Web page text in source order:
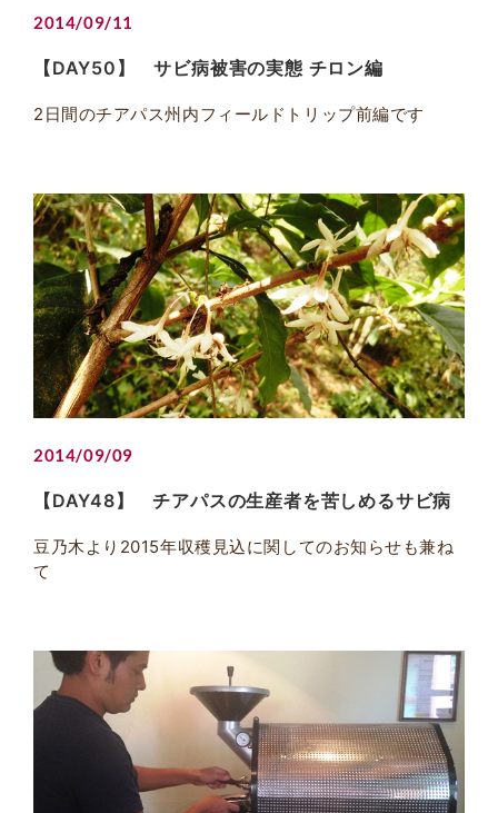
2014/09/11
【DAY50】 サビ病被害の実態 チロン編
2日間のチアパス州内フィールドトリップ前編です
2014/09/09
【DAY48】 チアパスの生産者を苦しめるサビ病
豆乃木より2015年収穫見込に関してのお知らせも兼ね
て